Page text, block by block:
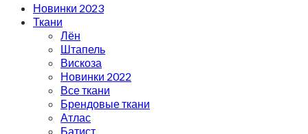
Новинки 2023
Ткани
Лён
Штапель
Вискоза
Новинки 2022
Все ткани
Брендовые ткани
Атлас
Батист